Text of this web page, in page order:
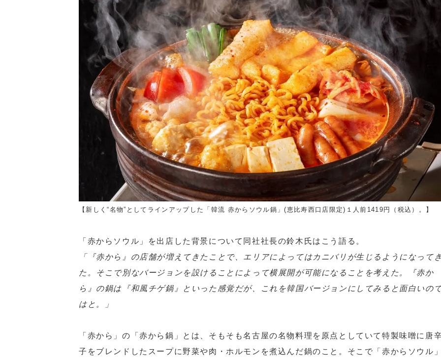
【新しく“名物”としてラインアップした「韓流 赤からソウル鍋」(恵比寿西口店限定)１人前1419円（税込）。】
「赤からソウル」を出店した背景について同社社長の鈴木氏はこう語る。
「『赤から』の店舗が増えてきたことで、エリアによってはカニバリが生じるようになって
た。そこで別なバージョンを設けることによって横展開が可能になることを考えた。『赤か
ら』の鍋は『和風チゲ鍋』といった感覚だが、これを韓国バージョンにしてみると面白いの
はと。」
「赤から」の「赤から鍋」とは、そもそも名古屋の名物料理を原点としていて特製味噌に唐
子をブレンドしたスープに野菜や肉・ホルモンを煮込んだ鍋のこと。そこで「赤からソウル